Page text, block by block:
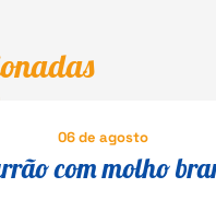
06 de agosto
com molho